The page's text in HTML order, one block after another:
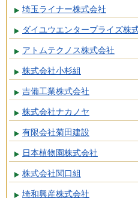
埼玉ライナー株式会社
ダイユウエンタープライズ株
アトムテクノス株式会社
株式会社小杉組
吉備工業株式会社
株式会社ナカノヤ
有限会社菊田建設
日本植物園株式会社
株式会社関口組
埼和興産株式会社